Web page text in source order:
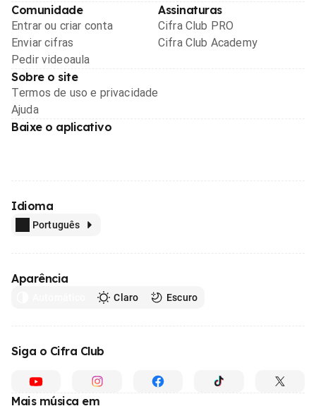
Comunidade
Entrar ou criar conta
Enviar cifras
Pedir videoaula
Assinaturas
Cifra Club PRO
Cifra Club Academy
Sobre o site
Termos de uso e privacidade
Ajuda
Baixe o aplicativo
Idioma
Português
Aparência
Claro Escuro
Siga o Cifra Club
Mais música em